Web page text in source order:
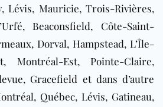
Lévis, Mauricie, Trois-Rivières,
Beaconsfield, Côte-Saint-
Dorval, Hampstead, L’Île-
Montréal-Est, Pointe-Claire,
Gracefield et dans d’autre
Québec, Lévis, Gatineau,